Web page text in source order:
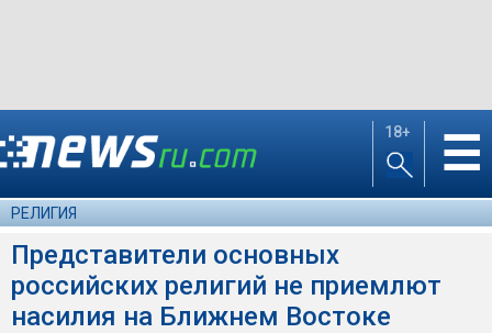
18+ ☰
РЕЛИГИЯ
Представители основных
российских религий не приемлют
насилия на Ближнем Востоке